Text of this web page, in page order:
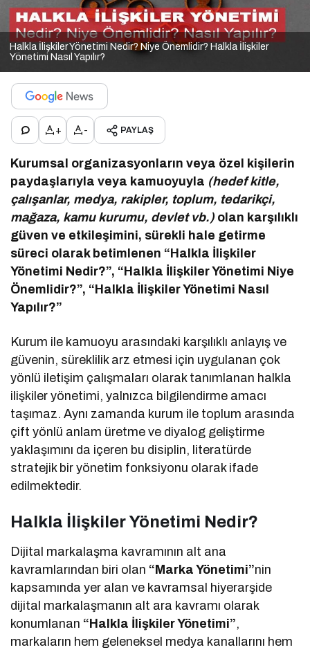
Halkla İlişkiler Yönetimi Nedir? Niye Önemlidir? Halkla İlişkiler
Yönetimi Nasıl Yapılır?
+ - PAYLAŞ
Kurumsal organizasyonların veya özel kişilerin
paydaşlarıyla veya kamuoyuyla (hedef kitle,
çalışanlar, medya, rakipler, toplum, tedarikçi,
mağaza, kamu kurumu, devlet vb.) olan karşılıklı
güven ve etkileşimini, sürekli hale getirme
süreci olarak betimlenen “Halkla İlişkiler
Yönetimi Nedir?”, “Halkla İlişkiler Yönetimi Niye
Önemlidir?”, “Halkla İlişkiler Yönetimi Nasıl
Yapılır?”
Kurum ile kamuoyu arasındaki karşılıklı anlayış ve
güvenin, süreklilik arz etmesi için uygulanan çok
yönlü iletişim çalışmaları olarak tanımlanan halkla
ilişkiler yönetimi, yalnızca bilgilendirme amacı
taşımaz. Aynı zamanda kurum ile toplum arasında
çift yönlü anlam üretme ve diyalog geliştirme
yaklaşımını da içeren bu disiplin, literatürde
stratejik bir yönetim fonksiyonu olarak ifade
edilmektedir.
Halkla İlişkiler Yönetimi Nedir?
Dijital markalaşma kavramının alt ana
kavramlarından biri olan “Marka Yönetimi”nin
kapsamında yer alan ve kavramsal hiyerarşide
dijital markalaşmanın alt ara kavramı olarak
konumlanan “Halkla İlişkiler Yönetimi”,
markaların hem geleneksel medya kanallarını hem